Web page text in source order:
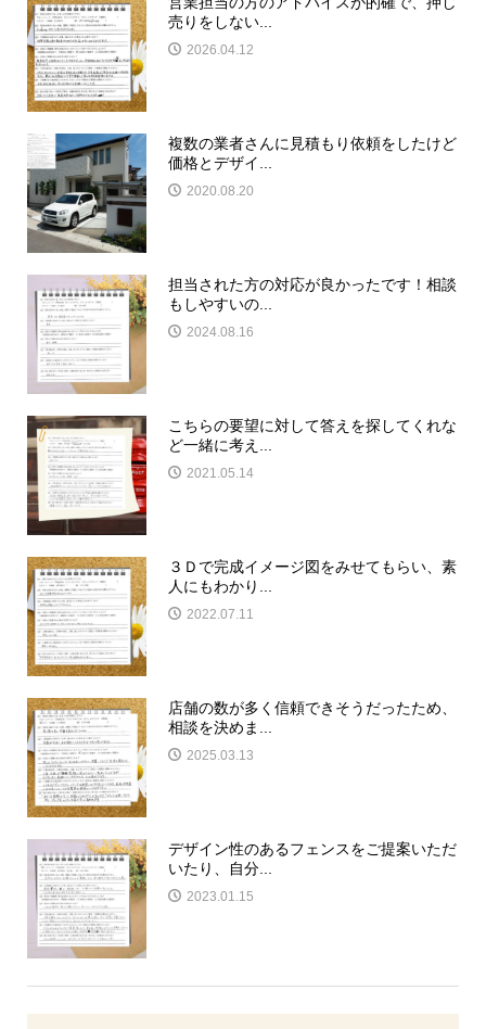
売りをしない...
2026.04.12
複数の業者さんに見積もり依頼をしたけど
価格とデザイ...
2020.08.20
担当された方の対応が良かったです！相談
もしやすいの...
2024.08.16
こちらの要望に対して答えを探してくれな
ど一緒に考え...
2021.05.14
３Ｄで完成イメージ図をみせてもらい、素
人にもわかり...
2022.07.11
店舗の数が多く信頼できそうだったため、
相談を決めま...
2025.03.13
デザイン性のあるフェンスをご提案いただ
いたり、自分...
2023.01.15